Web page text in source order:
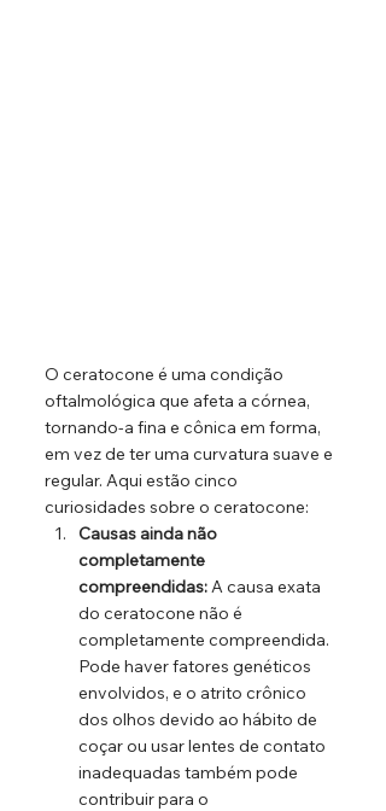
O ceratocone é uma condição
oftalmológica que afeta a córnea,
tornando-a fina e cônica em forma,
em vez de ter uma curvatura suave e
regular. Aqui estão cinco
curiosidades sobre o ceratocone:
Causas ainda não
completamente
compreendidas: A causa exata
do ceratocone não é
completamente compreendida.
Pode haver fatores genéticos
envolvidos, e o atrito crônico
dos olhos devido ao hábito de
coçar ou usar lentes de contato
inadequadas também pode
contribuir para o